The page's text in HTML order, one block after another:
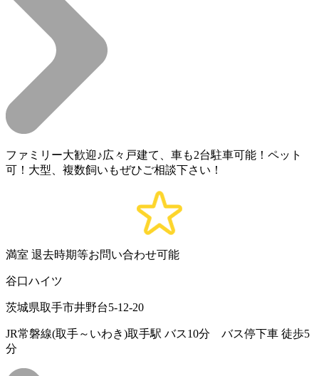
ファミリー大歓迎♪広々戸建て、車も2台駐車可能！ペット
可！大型、複数飼いもぜひご相談下さい！
満室 退去時期等お問い合わせ可能
谷口ハイツ
茨城県取手市井野台5-12-20
JR常磐線(取手～いわき)取手駅 バス10分 バス停下車 徒歩5
分